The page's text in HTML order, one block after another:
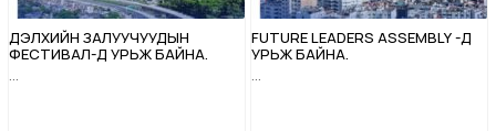
ДЭЛХИЙН ЗАЛУУЧУУДЫН
ФЕСТИВАЛ-Д УРЬЖ БАЙНА.
...
FUTURE LEADERS ASSEMBLY -Д
УРЬЖ БАЙНА.
...